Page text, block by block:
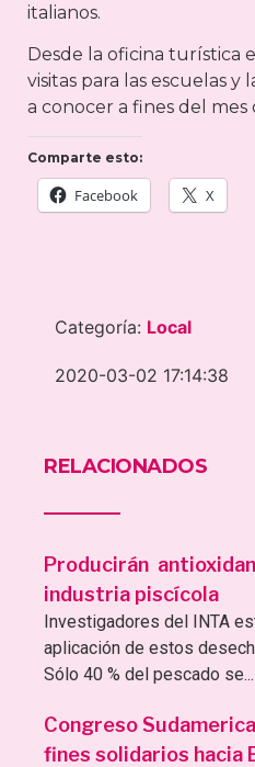
italianos.
Desde la oficina turística
visitas para las escuelas y
a conocer a fines del mes
Comparte esto:
Facebook X
Categoría: Local
2020-03-02 17:14:38
RELACIONADOS
Producirán
industria piscícola
Investigadores del INTA
aplicación de estos
Sólo 40 % del pescado se...
Congreso
fines solidarios hacia